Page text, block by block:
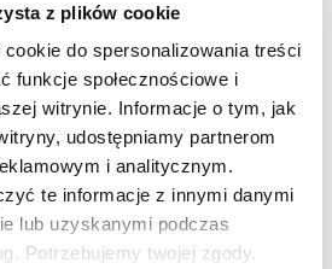
z plików cookie
do spersonalizowania treści
funkcje społecznościowe i
witrynie. Informacje o tym, jak
udostępniamy partnerom
i analitycznym.
te informacje z innymi danymi
lub uzyskanymi podczas
Potrzebujemy twojej zgody.
CLEANING
MORE INFO